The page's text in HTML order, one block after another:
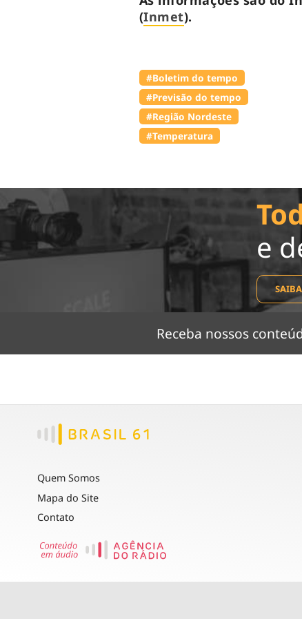
(Inmet).
#Boletim do tempo
#Previsão do tempo
#Região Nordeste
#Temperatura
e
Receba nossos
Quem Somos
Mapa do Site
Contato